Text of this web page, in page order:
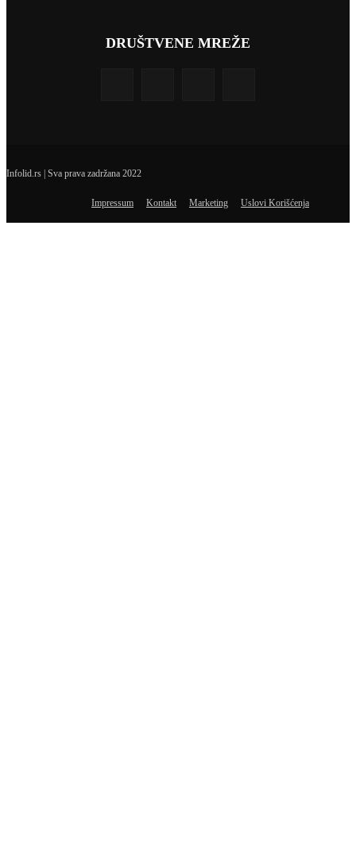
DRUŠTVENE MREŽE
Infolid.rs | Sva prava zadržana 2022
Impressum Kontakt Marketing Uslovi Korišćenja